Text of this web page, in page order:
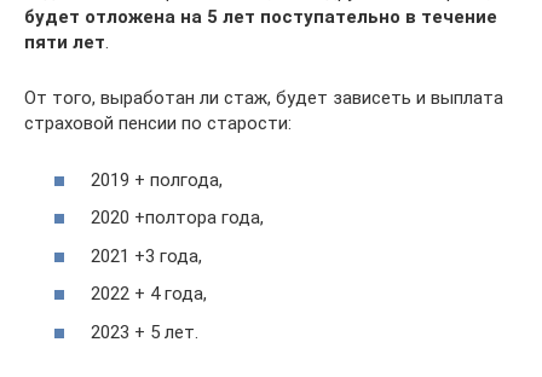
будет отложена на 5 лет поступательно в течение
пяти лет.
От того, выработан ли стаж, будет зависеть и выплата
страховой пенсии по старости:
2019 + полгода,
2020 +полтора года,
2021 +3 года,
2022 + 4 года,
2023 + 5 лет.